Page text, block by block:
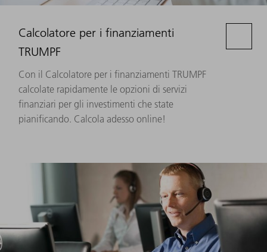
Calcolatore per i finanziamenti
TRUMPF
Con il Calcolatore per i finanziamenti TRUMPF
calcolate rapidamente le opzioni di servizi
finanziari per gli investimenti che state
pianificando. Calcola adesso online!